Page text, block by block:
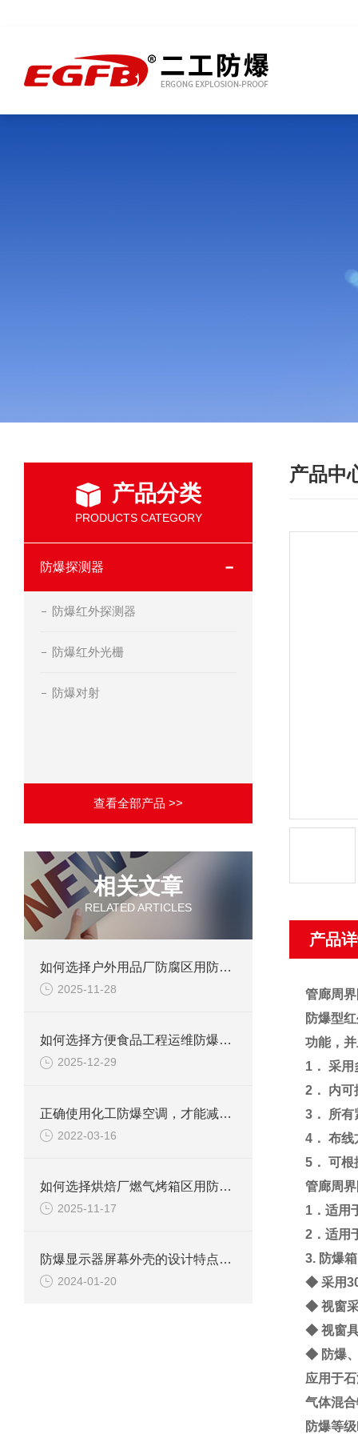
产品分类
PRODUCTS CATEGORY
防爆探测器
防爆红外探测器
防爆红外光栅
防爆对射
查看全部产品 >>
相关文章
RELATED ARTICLES
如何选择户外用品厂防腐区用防爆柜？
2025-11-28
如何选择方便食品工程运维防爆区用防爆柜?
2025-12-29
正确使用化工防爆空调，才能减少事故的发生
2022-03-16
如何选择烘焙厂燃气烤箱区用防爆柜？
2025-11-17
防爆显示器屏幕外壳的设计特点和要求
2024-01-20
产品中
产品
管廊周
防爆型
功能，
1． 采
2． 内可
3． 所有
4． 布线
5． 可根
管廊周
1．适用
2．适用
3. 防爆
◆ 采用
◆ 视窗
◆ 视窗
◆ 防爆
应用于
气体混
防爆等